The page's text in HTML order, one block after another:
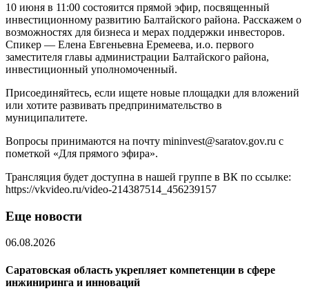
10 июня в 11:00 состояится прямой эфир, посвященный
инвестиционному развитию Балтайского района. Расскажем о
возможностях для бизнеса и мерах поддержки инвесторов.
Спикер — Елена Евгеньевна Еремеева, и.о. первого
заместителя главы администрации Балтайского района,
инвестиционный уполномоченный.
Присоединяйтесь, если ищете новые площадки для вложений
или хотите развивать предпринимательство в
муниципалитете.
Вопросы принимаются на почту mininvest@saratov.gov.ru с
пометкой «Для прямого эфира».
Трансляция будет доступна в нашей группе в ВК по ссылке:
https://vkvideo.ru/video-214387514_456239157
Еще новости
06.08.2026
Саратовская область укрепляет компетенции в сфере
инжиниринга и инноваций